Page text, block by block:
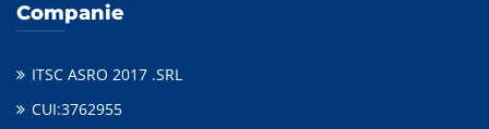
Companie
ITSC ASRO 2017 .SRL
CUI:3762955